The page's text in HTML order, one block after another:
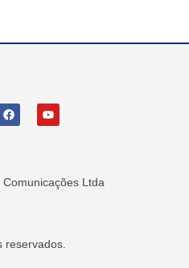
Ltda
reservados.